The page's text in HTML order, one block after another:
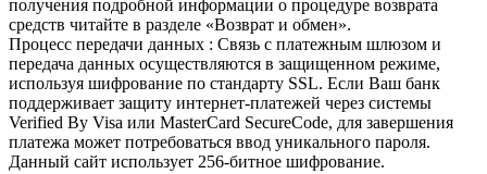
получения подробной информации о процедуре возврата
средств читайте в разделе «Возврат и обмен».
Процесс передачи данных : Связь с платежным шлюзом и
передача данных осуществляются в защищенном режиме,
используя шифрование по стандарту SSL. Если Ваш банк
поддерживает защиту интернет-платежей через системы
Verified By Visa или MasterCard SecureCode, для завершения
платежа может потребоваться ввод уникального пароля.
Данный сайт использует 256-битное шифрование.